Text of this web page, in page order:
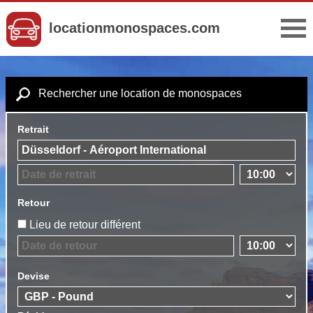
locationmonospaces.com
Rechercher une location de monospaces
Retrait
Retour
Lieu de retour différent
Devise